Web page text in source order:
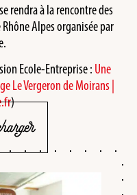
rendra à la rencontre des
Rhône Alpes organisée par
Ecole-Entreprise : Une
Le Vergeron de Moirans |
)